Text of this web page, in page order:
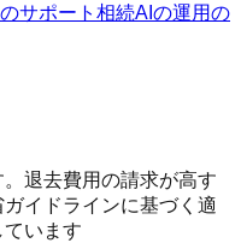
サポート 相続AIの運用の
退去費用の請求が高す
イドラインに基づく適
います